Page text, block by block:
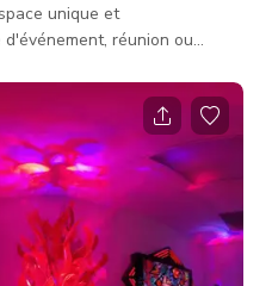
unique et
réunion ou
un vrai
de miroirs et une piste de
pliantes, notre scène
une m